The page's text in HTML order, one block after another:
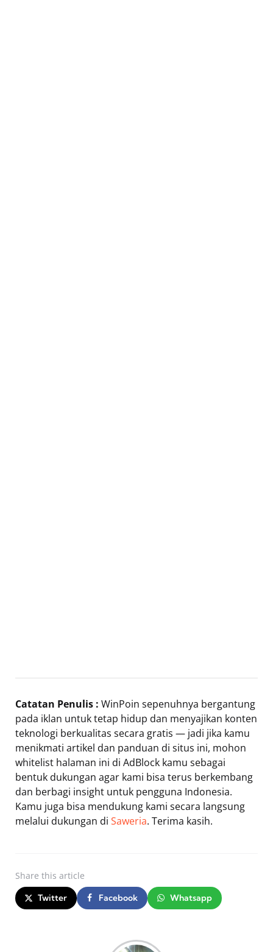
Catatan Penulis : WinPoin sepenuhnya bergantung
pada iklan untuk tetap hidup dan menyajikan konten
teknologi berkualitas secara gratis — jadi jika kamu
menikmati artikel dan panduan di situs ini, mohon
whitelist halaman ini di AdBlock kamu sebagai
bentuk dukungan agar kami bisa terus berkembang
dan berbagi insight untuk pengguna Indonesia.
Kamu juga bisa mendukung kami secara langsung
melalui dukungan di Saweria. Terima kasih.
Share this article
Twitter Facebook Whatsapp